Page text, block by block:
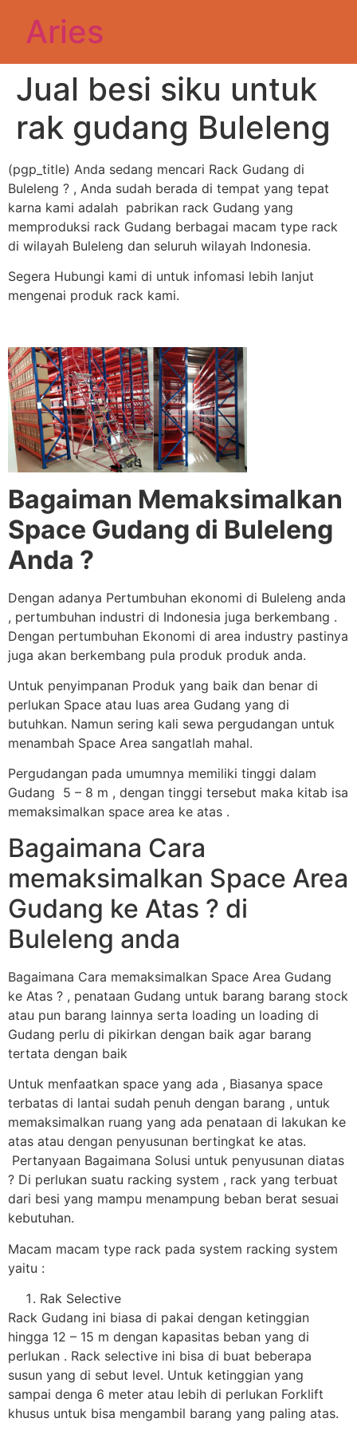
Aries
Jual besi siku untuk
rak gudang Buleleng
(pgp_title) Anda sedang mencari Rack Gudang di
Buleleng ? , Anda sudah berada di tempat yang tepat
karna kami adalah pabrikan rack Gudang yang
memproduksi rack Gudang berbagai macam type rack
di wilayah Buleleng dan seluruh wilayah Indonesia.
Segera Hubungi kami di untuk infomasi lebih lanjut
mengenai produk rack kami.
Bagaiman Memaksimalkan
Space Gudang di Buleleng
Anda ?
Dengan adanya Pertumbuhan ekonomi di Buleleng anda
, pertumbuhan industri di Indonesia juga berkembang .
Dengan pertumbuhan Ekonomi di area industry pastinya
juga akan berkembang pula produk produk anda.
Untuk penyimpanan Produk yang baik dan benar di
perlukan Space atau luas area Gudang yang di
butuhkan. Namun sering kali sewa pergudangan untuk
menambah Space Area sangatlah mahal.
Pergudangan pada umumnya memiliki tinggi dalam
Gudang 5 – 8 m , dengan tinggi tersebut maka kitab isa
memaksimalkan space area ke atas .
Bagaimana Cara
memaksimalkan Space Area
Gudang ke Atas ? di
Buleleng anda
Bagaimana Cara memaksimalkan Space Area Gudang
ke Atas ? , penataan Gudang untuk barang barang stock
atau pun barang lainnya serta loading un loading di
Gudang perlu di pikirkan dengan baik agar barang
tertata dengan baik
Untuk menfaatkan space yang ada , Biasanya space
terbatas di lantai sudah penuh dengan barang , untuk
memaksimalkan ruang yang ada penataan di lakukan ke
atas atau dengan penyusunan bertingkat ke atas.
Pertanyaan Bagaimana Solusi untuk penyusunan diatas
? Di perlukan suatu racking system , rack yang terbuat
dari besi yang mampu menampung beban berat sesuai
kebutuhan.
Macam macam type rack pada system racking system
yaitu :
Rak Selective
Rack Gudang ini biasa di pakai dengan ketinggian
hingga 12 – 15 m dengan kapasitas beban yang di
perlukan . Rack selective ini bisa di buat beberapa
susun yang di sebut level. Untuk ketinggian yang
sampai denga 6 meter atau lebih di perlukan Forklift
khusus untuk bisa mengambil barang yang paling atas.